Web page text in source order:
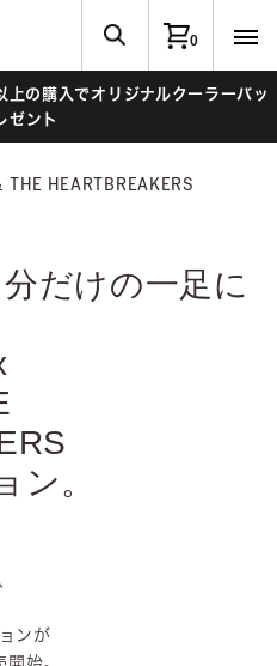
0
の購入でオリジナルクーラーバッ
ゼント
HEARTBREAKERS
だけの一足に
ン。
ンが